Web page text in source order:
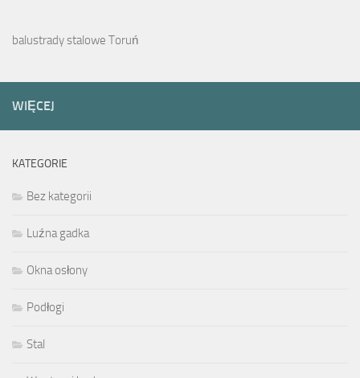
balustrady stalowe Toruń
WIĘCEJ
KATEGORIE
Bez kategorii
Luźna gadka
Okna osłony
Podłogi
Stal